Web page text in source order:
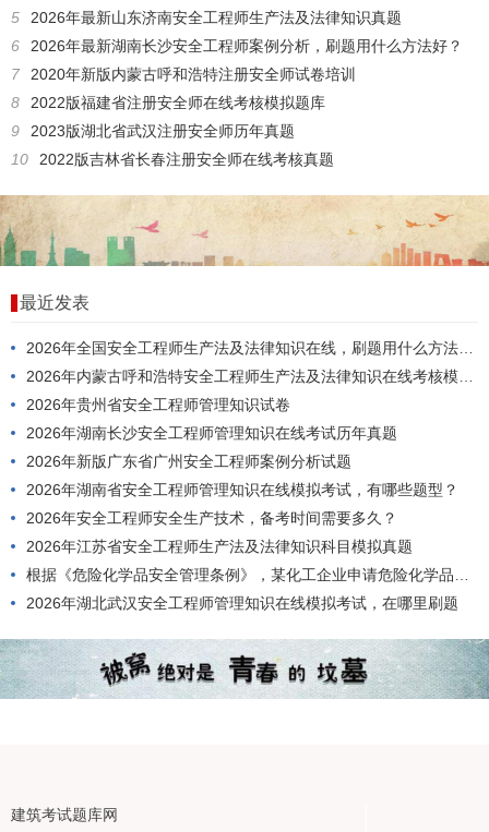
5
2026年最新山东济南安全工程师生产法及法律知识真题
6
2026年最新湖南长沙安全工程师案例分析，刷题用什么方法好？
7
2020年新版内蒙古呼和浩特注册安全师试卷培训
8
2022版福建省注册安全师在线考核模拟题库
9
2023版湖北省武汉注册安全师历年真题
10
2022版吉林省长春注册安全师在线考核真题
最近发表
2026年全国安全工程师生产法及法律知识在线，刷题用什么方法好？
2026年内蒙古呼和浩特安全工程师生产法及法律知识在线考核模拟题库
2026年贵州省安全工程师管理知识试卷
2026年湖南长沙安全工程师管理知识在线考试历年真题
2026年新版广东省广州安全工程师案例分析试题
2026年湖南省安全工程师管理知识在线模拟考试，有哪些题型？
2026年安全工程师安全生产技术，备考时间需要多久？
2026年江苏省安全工程师生产法及法律知识科目模拟真题
根据《危险化学品安全管理条例》，某化工企业申请危险化学品安全使用许可证，应当具备的条件有()。
2026年湖北武汉安全工程师管理知识在线模拟考试，在哪里刷题
建筑考试题库网